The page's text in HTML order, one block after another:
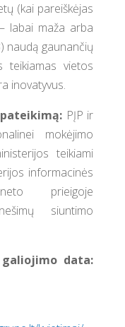
(kai pareiškėjas
labai maža arba
naudą gaunančių
teikiamas vietos
inovatyvus.
PĮP ir
mokėjimo
teikiami
informacinės
prieigoje
siuntimo
data: